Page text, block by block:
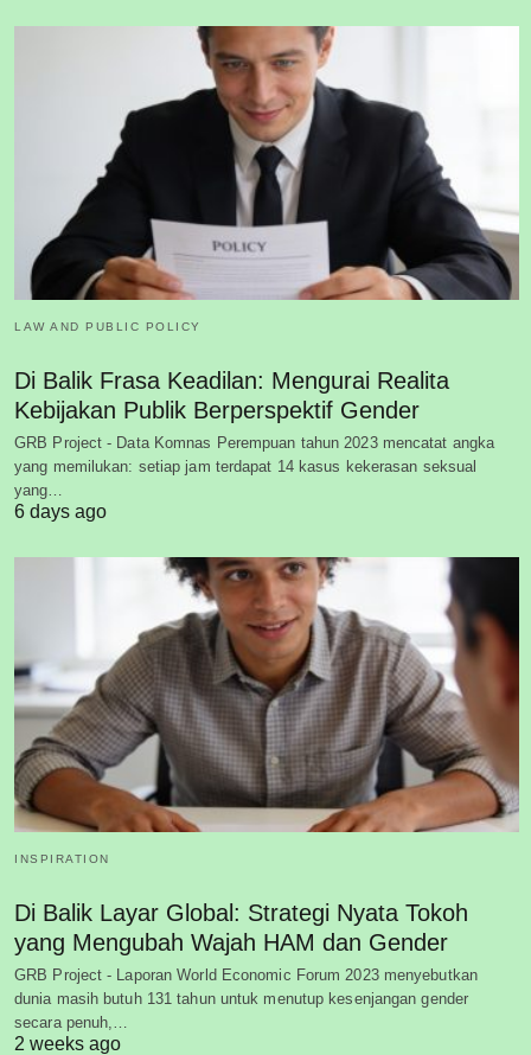
LAW AND PUBLIC POLICY
Di Balik Frasa Keadilan: Mengurai Realita
Kebijakan Publik Berperspektif Gender
GRB Project - Data Komnas Perempuan tahun 2023 mencatat angka
yang memilukan: setiap jam terdapat 14 kasus kekerasan seksual
yang…
6 days ago
INSPIRATION
Di Balik Layar Global: Strategi Nyata Tokoh
yang Mengubah Wajah HAM dan Gender
GRB Project - Laporan World Economic Forum 2023 menyebutkan
dunia masih butuh 131 tahun untuk menutup kesenjangan gender
secara penuh,…
2 weeks ago